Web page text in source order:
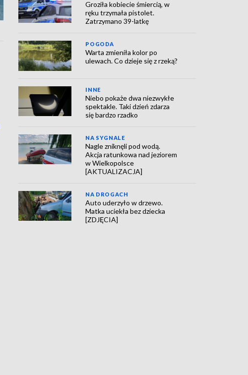
Groziła kobiecie śmiercią, w
ręku trzymała pistolet.
Zatrzymano 39-latkę
POGODA
Warta zmieniła kolor po
ulewach. Co dzieje się z rzeką?
INNE
Niebo pokaże dwa niezwykłe
spektakle. Taki dzień zdarza
się bardzo rzadko
NA SYGNALE
Nagle zniknęli pod wodą.
Akcja ratunkowa nad jeziorem
w Wielkopolsce
[AKTUALIZACJA]
NA DROGACH
Auto uderzyło w drzewo.
Matka uciekła bez dziecka
[ZDJĘCIA]